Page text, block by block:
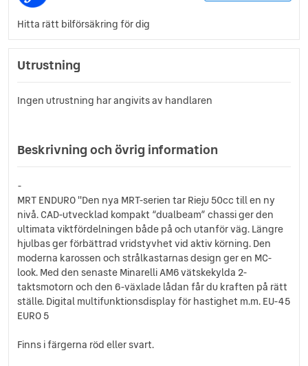
Hitta rätt bilförsäkring för dig
Utrustning
Ingen utrustning har angivits av handlaren
Beskrivning och övrig information
-
MRT ENDURO ''Den nya MRT-serien tar Rieju 50cc till en ny
nivå. CAD-utvecklad kompakt “dualbeam” chassi ger den
ultimata viktfördelningen både på och utanför väg. Längre
hjulbas ger förbättrad vridstyvhet vid aktiv körning. Den
moderna karossen och strålkastarnas design ger en MC-
look. Med den senaste Minarelli AM6 vätskekylda 2-
taktsmotorn och den 6-växlade lådan får du kraften på rätt
ställe. Digital multifunktionsdisplay för hastighet m.m. EU-45
EURO 5
Finns i färgerna röd eller svart.